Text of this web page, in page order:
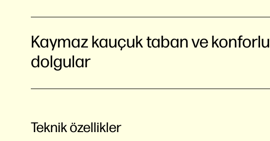
Kaymaz kauçuk taban ve konforlu
dolgular
Teknik özellikler